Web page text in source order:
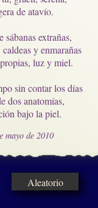
de atavío.
sábanas extrañas,
y enmarañas
luz y miel.
sin contar los días
dos anatomías,
bajo la piel.
mayo de 2010
Aleatorio